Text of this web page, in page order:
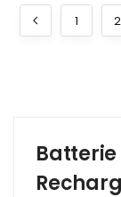
1 2
Batterie